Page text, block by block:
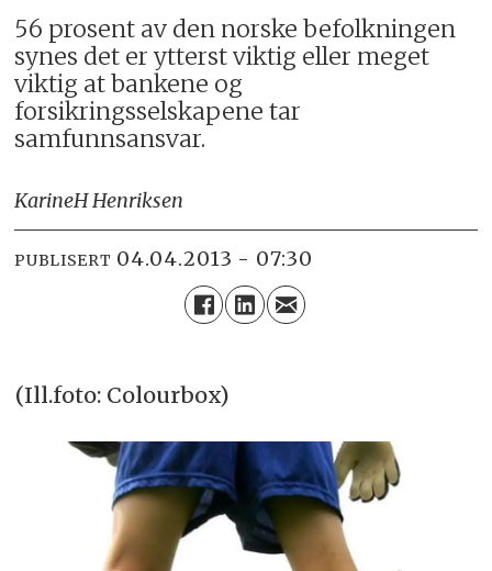
56 prosent av den norske befolkningen
synes det er ytterst viktig eller meget
viktig at bankene og
forsikringsselskapene tar
samfunnsansvar.
KarineH Henriksen
PUBLISERT 04.04.2013 - 07:30
(Ill.foto: Colourbox)